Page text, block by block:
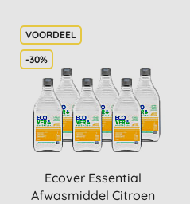
-30%
Ecover Essential
Afwasmiddel Citroen